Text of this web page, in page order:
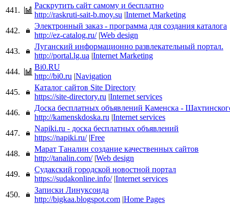
441.
Раскрутить сайт самому и бесплатно
http://raskruti-sait-b.moy.su |Internet Marketing
442.
Электронный заказ - программа для создания каталога
http://ez-catalog.ru/ |Web design
443.
Луганский информационно развлекательный портал.
http://portal.lg.ua |Internet Marketing
444.
Bi0.RU
http://bi0.ru |Navigation
445.
Каталог сайтов Site Directory
https://site-directory.ru |Internet services
446.
Доска бесплатных объявлений Каменска -
http://kamenskdoska.ru |Internet services
447.
Napiki.ru - доска бесплатных объявлений
https://napiki.ru/ |Free
448.
Марат Таналин создание качественных сайтов
http://tanalin.com/ |Web design
449.
Судакский городской новостной портал
https://sudakonline.info/ |Internet services
450.
Записки Линуксоида
http://bigkaa.blogspot.com |Home Pages